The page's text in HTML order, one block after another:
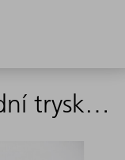
Neodrazivá standardní tryska M12 D 2,00 mm